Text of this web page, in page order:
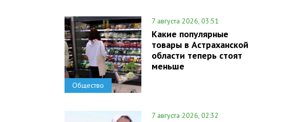
Общество
7 августа 2026, 03:51
Какие популярные
товары в Астраханской
области теперь стоят
меньше
7 августа 2026, 02:32